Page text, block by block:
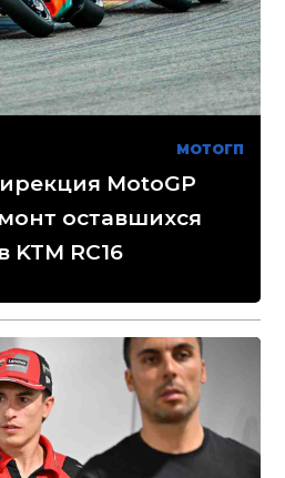
МОТОГП
MotoGP
оставшихся
RC16